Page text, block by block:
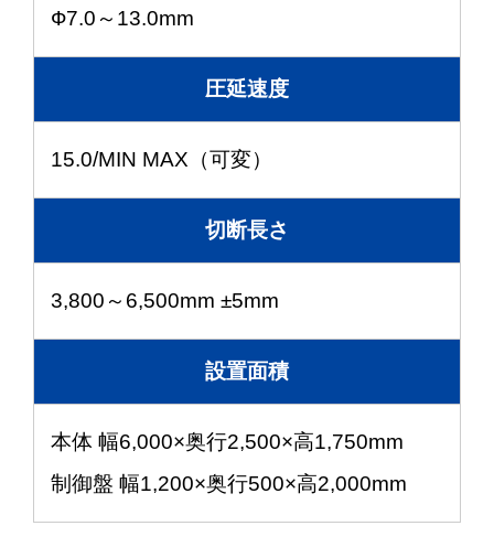
Ф7.0～13.0mm
圧延速度
15.0/MIN MAX（可変）
切断長さ
3,800～6,500mm ±5mm
設置面積
本体 幅6,000×奥行2,500×高1,750mm
制御盤 幅1,200×奥行500×高2,000mm